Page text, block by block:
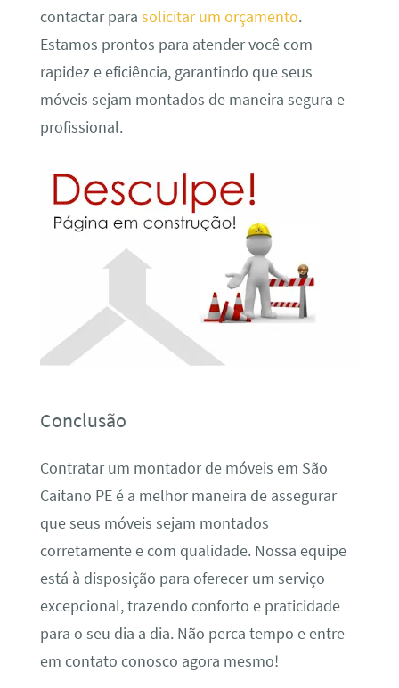
contactar para solicitar um orçamento.
Estamos prontos para atender você com
rapidez e eficiência, garantindo que seus
móveis sejam montados de maneira segura e
profissional.
Conclusão
Contratar um montador de móveis em São
Caitano PE é a melhor maneira de assegurar
que seus móveis sejam montados
corretamente e com qualidade. Nossa equipe
está à disposição para oferecer um serviço
excepcional, trazendo conforto e praticidade
para o seu dia a dia. Não perca tempo e entre
em contato conosco agora mesmo!